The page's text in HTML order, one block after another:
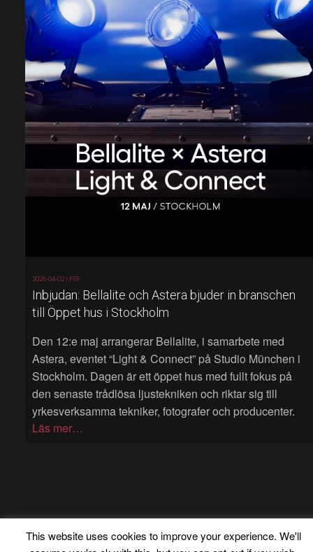
2026-04-02 | FSF
Inbjudan: Bellalite och Astera bjuder in branschen
till Öppet hus i Stockholm
Den 12:e maj arrangerar Bellalite, i samarbete med
Astera, eventet “Light & Connect” på Studio München i
Stockholm. Dagen är ett öppet hus med fullt fokus på
den senaste trådlösa ljustekniken och riktar sig till
yrkesverksamma tekniker, fotografer och producenter.
Läs mer…
This website uses cookies to improve your experience. We'll